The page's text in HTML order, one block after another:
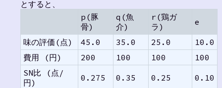
とすると、
p(豚
骨)
q(魚
介)
r(鶏ガ
ラ)
e
味の評価(点) 45.0 35.0 25.0
10.0
費用 (円)
200 100 100
100
SN比 (点/
円)
0.275 0.35 0.25
0.10